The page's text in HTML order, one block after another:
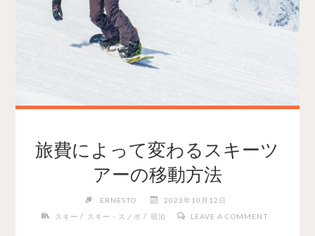
旅費によって変わるスキーツ
アーの移動方法
ERNESTO
2023年10月12日
スキー / スキー・スノボ / 宿泊 LEAVE A COMMENT